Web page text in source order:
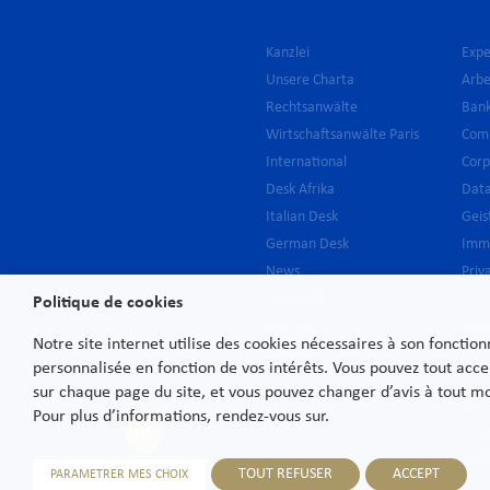
Kanzlei
Unsere Charta
Rechtsanwälte
Wirtschaftsanwälte Paris
International
Desk Afrika
Italian Desk
German Desk
News
Kontakt
–
Politique de cookies
Notre site internet utilise des cookies nécessaires à son
personnalisée en fonction de vos intérêts. Vous pouvez tout
sur chaque page du site, et vous pouvez changer d’avis à tout
Pour plus d’informations, rendez-vous sur.
PARAMETRER MES CHOIX TOUT REFUSER ACCEPT